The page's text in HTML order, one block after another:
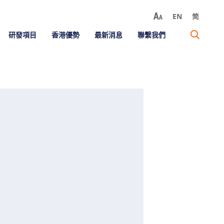
EN
简
研發項目
香港優勢 最新消息 聯繫我們